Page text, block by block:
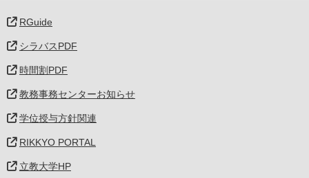
RGuide
シラバスPDF
時間割PDF
教務事務センターお知らせ
学位授与方針関連
RIKKYO PORTAL
立教大学HP